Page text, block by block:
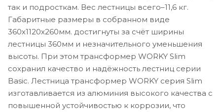
так и подросткам. Вес лестницы всего–11,6 кг.
Габаритные размеры в собранном виде
360х1120х260мм. достигнуты за счёт ширины
лестницы 360мм и незначительного уменьшения
высоты. При этом трансформер WORKY Slim
сохранил качество и надёжность лестниц серии
Basic. Лестница трансформер WORKY серия Slim
изготавливается из алюминия высокого качества с
повышенной устойчивостью к коррозии, что